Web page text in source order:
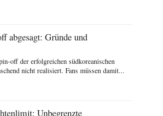
abgesagt: Gründe und
off der erfolgreichen südkoreanischen
nicht realisiert. Fans müssen damit...
Unbegrenzte